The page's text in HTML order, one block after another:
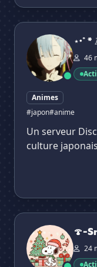
⋆·˚ * 𝙰𝚔𝚒𝚑𝚊𝚋𝚊𝚛𝚊˚
⋆·˚
46
Animes
#japon#anime
Un serveur
culture
🍄-Snoopy
🍄-
24